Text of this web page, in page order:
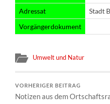
Adressat
Stadt
Vorgängerdokument
Umwelt und Natur
VORHERIGER BEITRAG
Notizen aus dem